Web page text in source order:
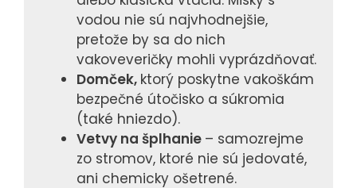
vodou nie sú najvhodnejšie,
pretože by sa do nich
vakoveveričky mohli vyprázdňovať.
Domček, ktorý poskytne vakoškám
bezpečné útočisko a súkromia
(také hniezdo).
Vetvy na šplhanie – samozrejme
zo stromov, ktoré nie sú jedovaté,
ani chemicky ošetrené.